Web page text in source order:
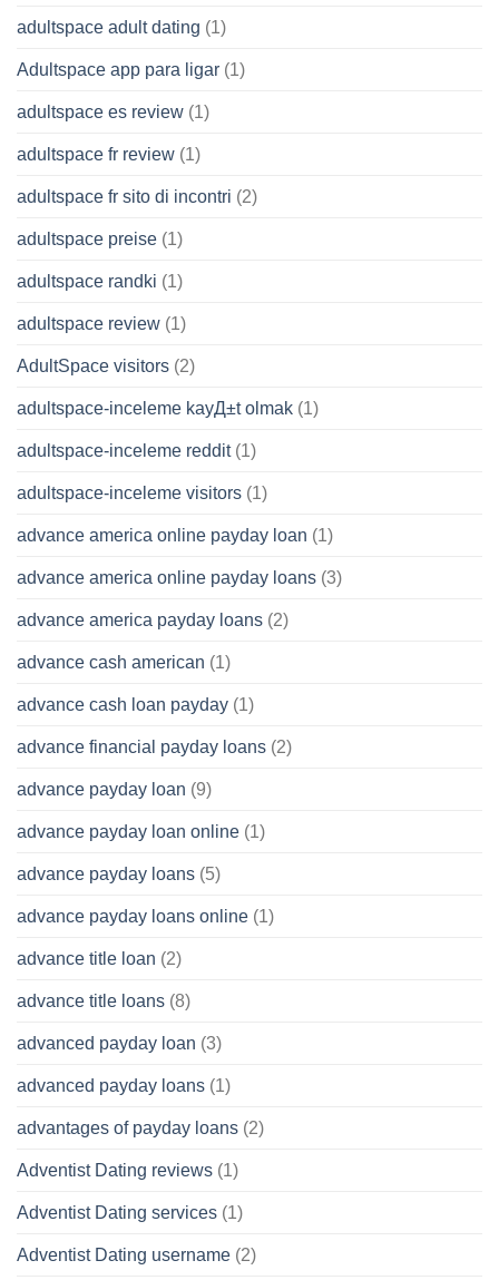
adultspace adult dating (1)
Adultspace app para ligar (1)
adultspace es review (1)
adultspace fr review (1)
adultspace fr sito di incontri (2)
adultspace preise (1)
adultspace randki (1)
adultspace review (1)
AdultSpace visitors (2)
adultspace-inceleme kayД±t olmak (1)
adultspace-inceleme reddit(1)
adultspace-inceleme visitors (1)
advance america online payday loan (1)
advance america online payday loans (3)
advance america payday loans (2)
advance cash american (1)
advance cash loan payday (1)
advance financial payday loans (2)
advance payday loan (9)
advance payday loan online (1)
advance payday loans (5)
advance payday loans online (1)
advance title loan (2)
advance title loans (8)
advanced payday loan (3)
advanced payday loans (1)
advantages of payday loans (2)
Adventist Dating reviews (1)
Adventist Dating services (1)
Adventist Dating username (2)